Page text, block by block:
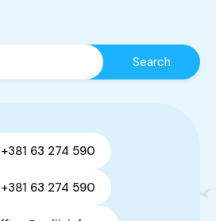
+381 63 274 590
+381 63 274 590